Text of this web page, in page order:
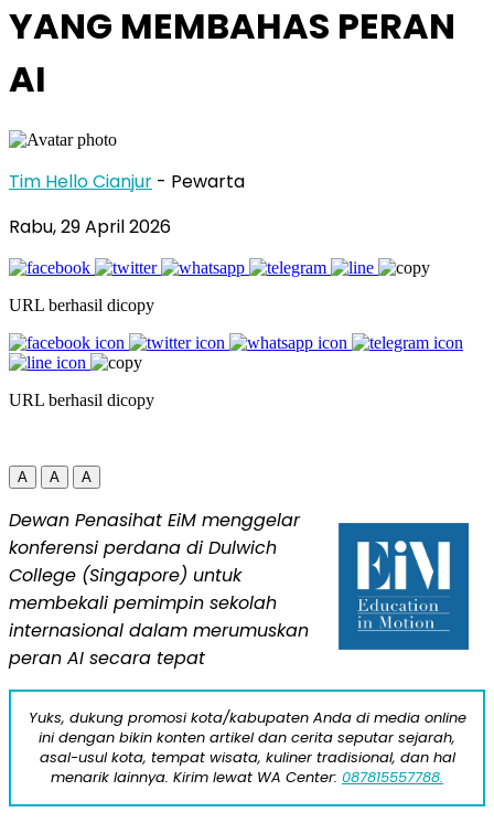
YANG MEMBAHAS PERAN
AI
Tim Hello Cianjur - Pewarta
Rabu, 29 April 2026
URL berhasil dicopy
URL berhasil dicopy
A A A
Dewan Penasihat EiM menggelar
konferensi perdana di Dulwich
College (Singapore) untuk
membekali pemimpin sekolah
internasional dalam merumuskan
peran AI secara tepat
Yuks, dukung promosi kota/kabupaten Anda di media online
ini dengan bikin konten artikel dan cerita seputar sejarah,
asal-usul kota, tempat wisata, kuliner tradisional, dan hal
menarik lainnya. Kirim lewat WA Center: 087815557788.